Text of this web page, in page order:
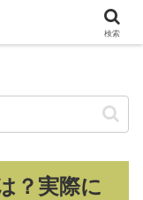
？実際に
検索